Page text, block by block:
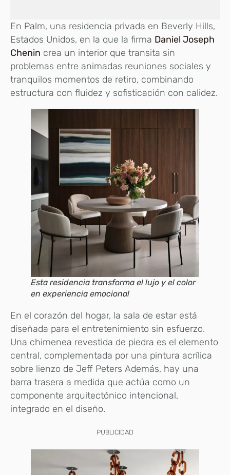
En Palm, una residencia privada en Beverly Hills,
Estados Unidos, en la que la firma Daniel Joseph
Chenin crea un interior que transita sin
problemas entre animadas reuniones sociales y
tranquilos momentos de retiro, combinando
estructura con fluidez y sofisticación con calidez.
Esta residencia transforma el lujo y el color
en experiencia emocional
En el corazón del hogar, la sala de estar está
diseñada para el entretenimiento sin esfuerzo.
Una chimenea revestida de piedra es el elemento
central, complementada por una pintura acrílica
sobre lienzo de Jeff Peters Además, hay una
barra trasera a medida que actúa como un
componente arquitectónico intencional,
integrado en el diseño.
PUBLICIDAD